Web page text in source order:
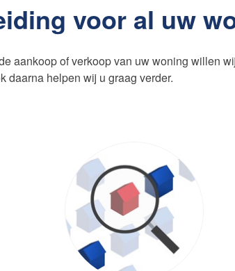
zekerheden bij aankoop van uw woondroom
in 8 stappen
verkoop Combideal
een huis
voor al uw
aankoop of verkoop van uw woning willen
daarna helpen wij u graag verder.